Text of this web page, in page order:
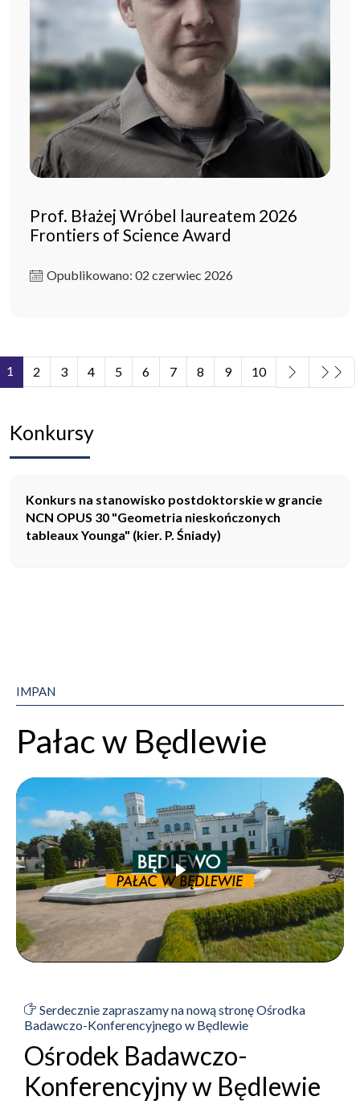
Prof. Błażej Wróbel laureatem 2026
Frontiers of Science Award
Opublikowano: 02 czerwiec 2026
Strona 1 z 11
1 2 3 4 5 6 7 8 9 10
Konkursy
Konkurs na stanowisko postdoktorskie w grancie
NCN OPUS 30 "Geometria nieskończonych
tableaux Younga" (kier. P. Śniady)
IMPAN
Pałac w Będlewie
Serdecznie zapraszamy na nową stronę Ośrodka
Badawczo-Konferencyjnego w Będlewie
Ośrodek Badawczo-
Konferencyjny w Będlewie